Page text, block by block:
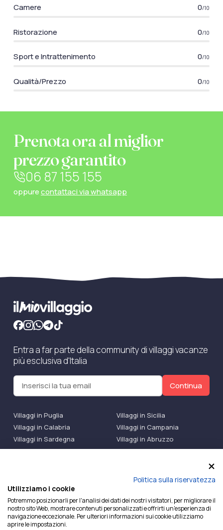
Camere 0/10
Ristorazione 0/10
Sport e Intrattenimento 0/10
Qualità/Prezzo 0/10
Prenota ora al miglior
prezzo garantito
06 87 155 155
oppurecontattaci via whatsapp
Entra a far parte della community di villaggi vacanze
più esclusiva d'Italia
Continua
Villaggi in Puglia
Villaggi in Sicilia
Villaggi in Calabria
Villaggi in Campania
Villaggi in Sardegna
Villaggi in Abruzzo
Villaggi Bluserena
Villaggi TH Resort
Ilmiovillaggio è un marchio di Ekiwi S.r.l.
Licenza Agenzia Viaggi e Turismo n° 2015/0133251 del
26/02/2015 e coperta da RC per Agenzia di Viaggi n°
OX00081147 REVO Specialty LiabilityXTravel Agencies.
Politica sulla riservatezza
Utilizziamo i cookie
Potremmo posizionarli per l'analisi dei dati dei nostri visitatori, per migliorare il
nostro sito Web, mostrare contenuti personalizzati e offrirti un'esperienza di
navigazione eccezionale. Per ulteriori informazioni sui cookie utilizziamo
aprire le impostazioni.